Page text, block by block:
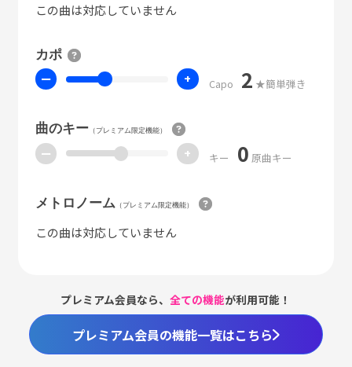
この曲は対応していません
カポ
ー + Capo 2 ★簡単弾き
曲のキー（プレミアム限定機能）
ー + キー 0 原曲キー
メトロノーム （プレミアム限定機能）
この曲は対応していません
プレミアム会員なら、全ての機能が利用可能！
プレミアム会員の機能一覧はこちら